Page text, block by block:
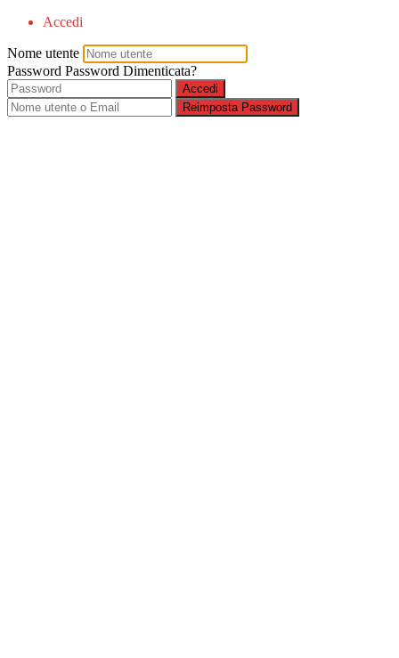
Accedi
Nome utente
Password Password Dimenticata?
Accedi
Reimposta Password